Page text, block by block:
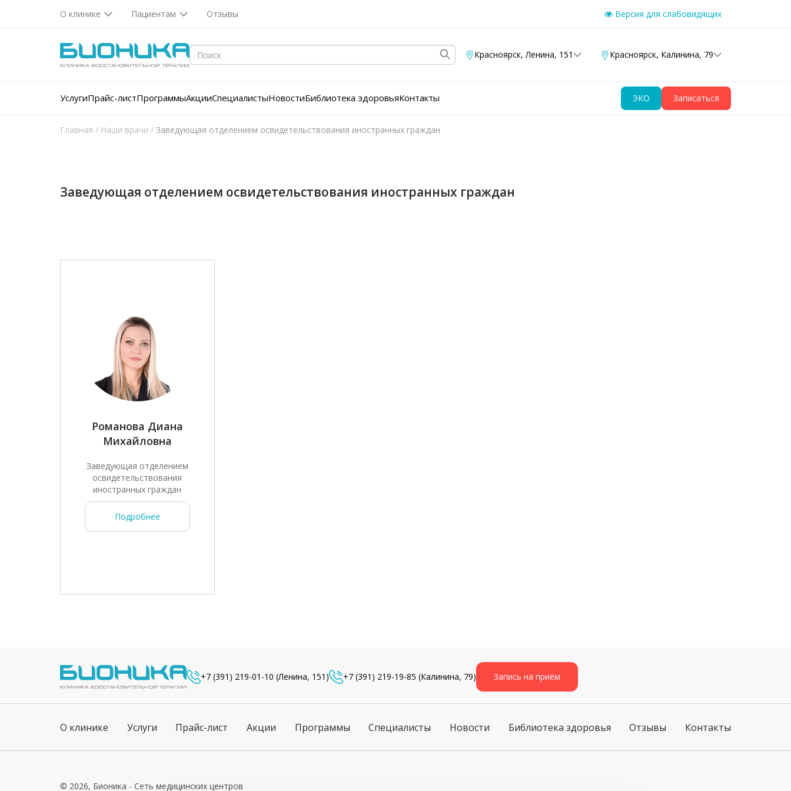
О клинике Пациентам Отзывы Версия для слабовидящих
Красноярск, Ленина, 151 Красноярск, Калинина, 79
УслугиПрайс-листПрограммыАкцииСпециалистыНовостиБиблиотека здоровьяКонтакты ЭКО Записаться
Главная / Наши врачи / Заведующая отделением освидетельствования иностранных граждан
Заведующая отделением освидетельствования иностранных граждан
Романова Диана
Михайловна
Заведующая отделением
освидетельствования
иностранных граждан
Подробнее
+7 (391) 219-01-10 (Ленина, 151) +7 (391) 219-19-85 (Калинина, 79) Запись на приём
О клинике Услуги Прайс-лист Акции Программы Специалисты Новости Библиотека здоровья Отзывы Контакты
© 2026, Бионика - Сеть медицинских центров